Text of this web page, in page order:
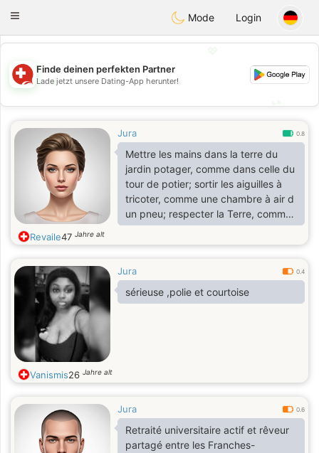
Suissi
Toggle
Mode Login
💖
💕
Finde deinen perfekten Partner
Lade jetzt unsere Dating-App herunter!
Jura 0.8
Mettre les mains dans la terre du
jardin potager, comme dans celle du
tour de potier; sortir les aiguilles à
tricoter, comme une chambre à air d
un pneu; respecter la Terre, comme
accueillir l Homme; prendre soins de
nos aînés, comme offrir du temps de
ennui sur mon canapé, comme être
pleine de ressources créatives; être
sûre de moi, comme douter de tout;
Revaile47 Jahre alt
Jura 0.4
sérieuse ,polie et courtoise
Vanismis26 Jahre alt
Jura 0.6
Retraité universitaire actif et rêveur
partagé entre les Franches-